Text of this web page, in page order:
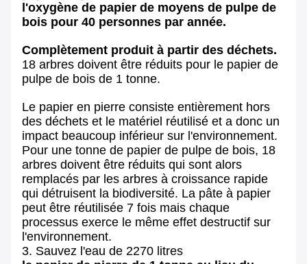
l'oxygène de papier de moyens de pulpe de
bois pour 40 personnes par année.
Complètement produit à partir des déchets.
18 arbres doivent être réduits pour le papier de
pulpe de bois de 1 tonne.
Le papier en pierre consiste entièrement hors
des déchets et le matériel réutilisé et a donc un
impact beaucoup inférieur sur l'environnement.
Pour une tonne de papier de pulpe de bois, 18
arbres doivent être réduits qui sont alors
remplacés par les arbres à croissance rapide
qui détruisent la biodiversité. La pâte à papier
peut être réutilisée 7 fois mais chaque
processus exerce le même effet destructif sur
l'environnement.
3. Sauvez l'eau de 2270 litres